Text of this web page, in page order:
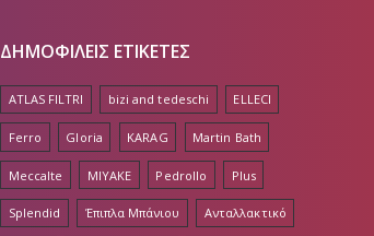
ΔΗΜΟΦΙΛΕΙΣ ΕΤΙΚΕΤΕΣ
ATLAS FILTRI bizi and tedeschi ELLECI
Ferro Gloria KARAG Martin Bath
Meccalte MIYAKE Pedrollo Plus
Splendid Έπιπλα Μπάνιου Ανταλλακτικό